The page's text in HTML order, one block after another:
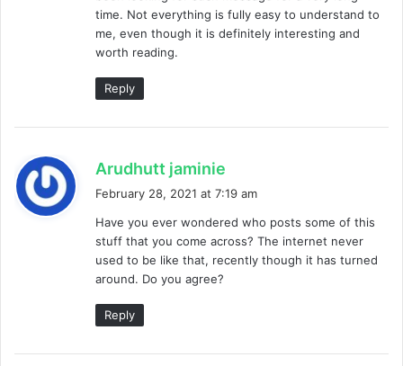
time. Not everything is fully easy to understand to
me, even though it is definitely interesting and
worth reading.
Reply
Arudhutt jaminie
s
:
February 28, 2021 at 7:19 am
Have you ever wondered who posts some of this
stuff that you come across? The internet never
used to be like that, recently though it has turned
around. Do you agree?
Reply